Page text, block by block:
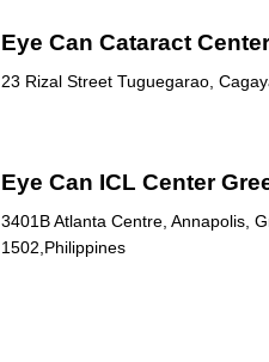
Eye Can Cataract
23 Rizal Street Tuguegarao,
Eye Can ICL Center
3401B Atlanta Centre, Annapolis,
1502,Philippines